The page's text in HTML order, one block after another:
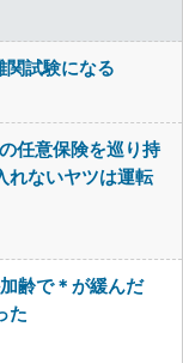
関試験になる
任意保険を巡り持
れないヤツは運転
齢で＊が緩んだ
た